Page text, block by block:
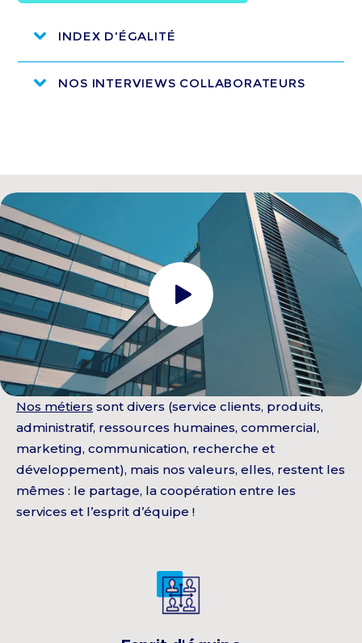
INDEX D'ÉGALITÉ
NOS INTERVIEWS COLLABORATEURS
Nos métiers sont divers (service clients, produits,
administratif, ressources humaines, commercial,
marketing, communication, recherche et
développement), mais nos valeurs, elles, restent les
mêmes : le partage, la coopération entre les
services et l’esprit d’équipe !